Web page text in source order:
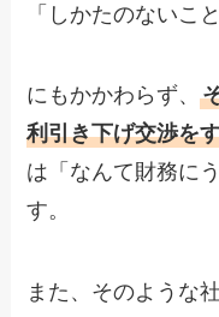
「しかたのないこ
にもかかわらず、
利引き下げ交渉を
は「なんて財務に
す。
また、そのような